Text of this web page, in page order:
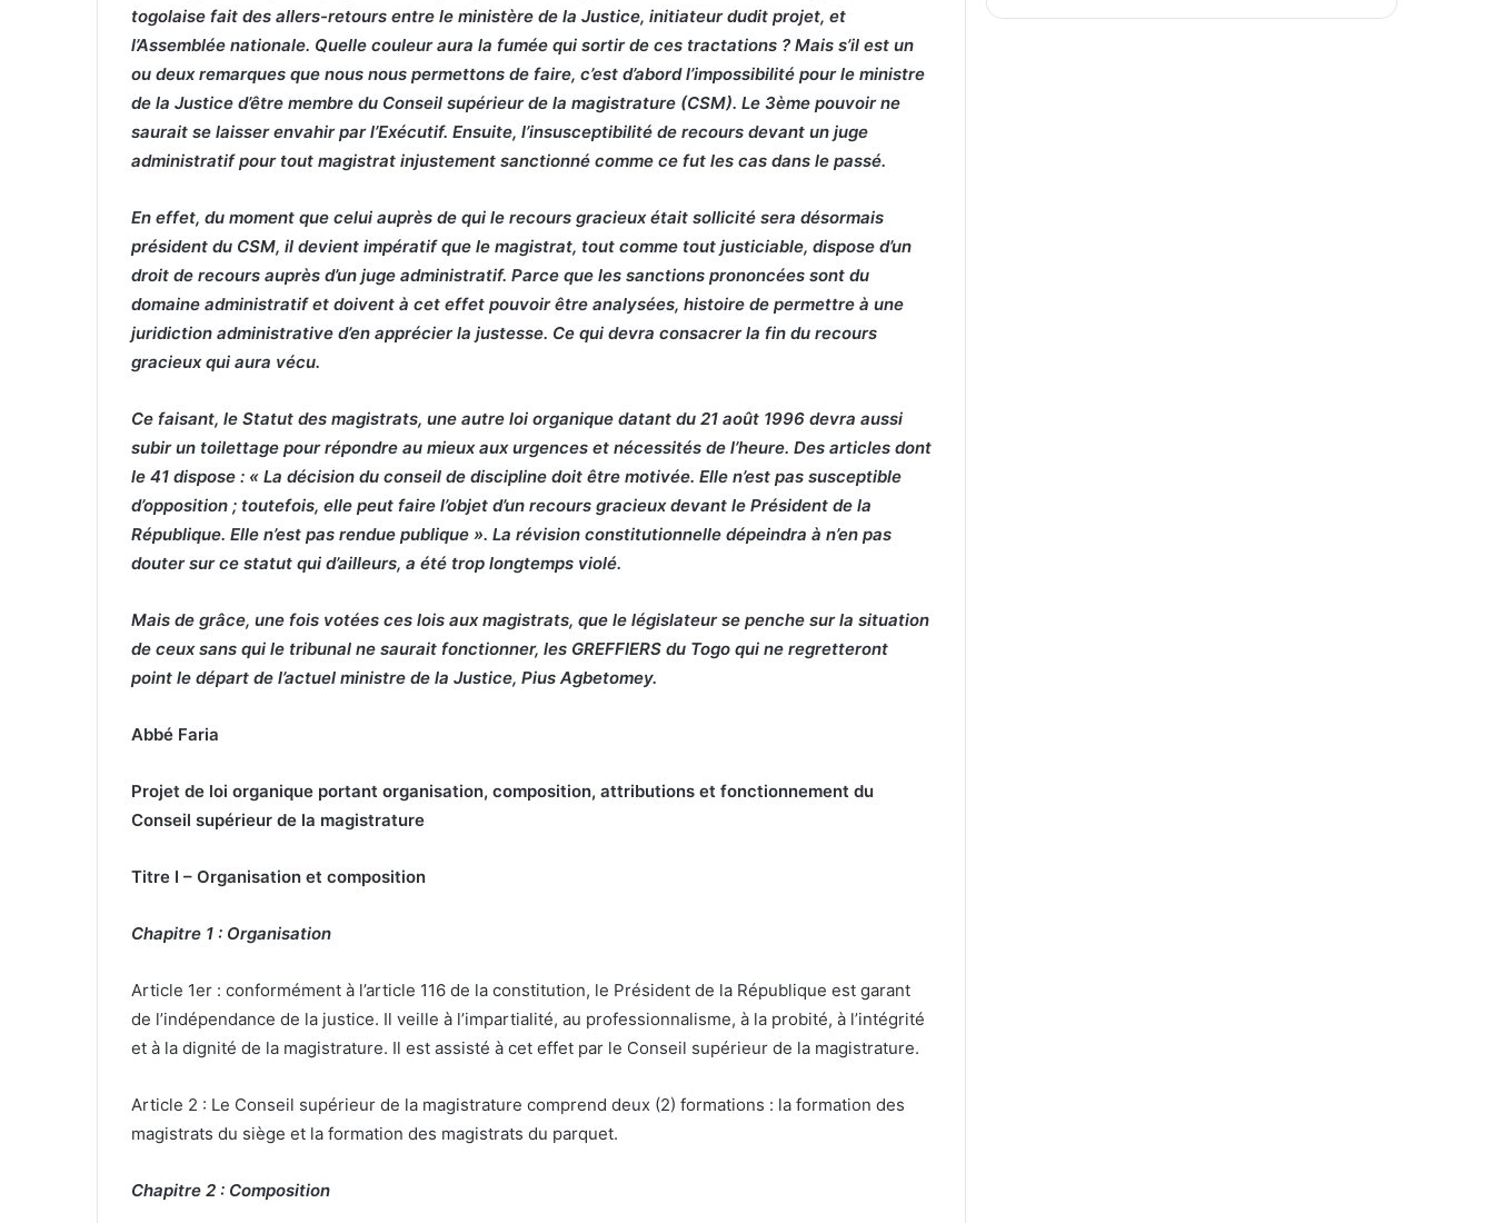
togolaise fait des allers-retours entre le ministère de la Justice, initiateur dudit projet, et
l’Assemblée nationale. Quelle couleur aura la fumée qui sortir de ces tractations ? Mais s’il est un
ou deux remarques que nous nous permettons de faire, c’est d’abord l’impossibilité pour le ministre
de la Justice d’être membre du Conseil supérieur de la magistrature (CSM). Le 3ème pouvoir ne
saurait se laisser envahir par l’Exécutif. Ensuite, l’insusceptibilité de recours devant un juge
administratif pour tout magistrat injustement sanctionné comme ce fut les cas dans le passé.
En effet, du moment que celui auprès de qui le recours gracieux était sollicité sera désormais
président du CSM, il devient impératif que le magistrat, tout comme tout justiciable, dispose d’un
droit de recours auprès d’un juge administratif. Parce que les sanctions prononcées sont du
domaine administratif et doivent à cet effet pouvoir être analysées, histoire de permettre à une
juridiction administrative d’en apprécier la justesse. Ce qui devra consacrer la fin du recours
gracieux qui aura vécu.
Ce faisant, le Statut des magistrats, une autre loi organique datant du 21 août 1996 devra aussi
subir un toilettage pour répondre au mieux aux urgences et nécessités de l’heure. Des articles dont
le 41 dispose : « La décision du conseil de discipline doit être motivée. Elle n’est pas susceptible
d’opposition ; toutefois, elle peut faire l’objet d’un recours gracieux devant le Président de la
République. Elle n’est pas rendue publique ». La révision constitutionnelle dépeindra à n’en pas
douter sur ce statut qui d’ailleurs, a été trop longtemps violé.
Mais de grâce, une fois votées ces lois aux magistrats, que le législateur se penche sur la situation
de ceux sans qui le tribunal ne saurait fonctionner, les GREFFIERS du Togo qui ne regretteront
point le départ de l’actuel ministre de la Justice, Pius Agbetomey.
Abbé Faria
Projet de loi organique portant organisation, composition, attributions et fonctionnement du
Conseil supérieur de la magistrature
Titre I – Organisation et composition
Chapitre 1 : Organisation
Article 1er : conformément à l’article 116 de la constitution, le Président de la République est garant
de l’indépendance de la justice. Il veille à l’impartialité, au professionnalisme, à la probité, à l’intégrité
et à la dignité de la magistrature. Il est assisté à cet effet par le Conseil supérieur de la magistrature.
Article 2 : Le Conseil supérieur de la magistrature comprend deux (2) formations : la formation des
magistrats du siège et la formation des magistrats du parquet.
Chapitre 2 : Composition